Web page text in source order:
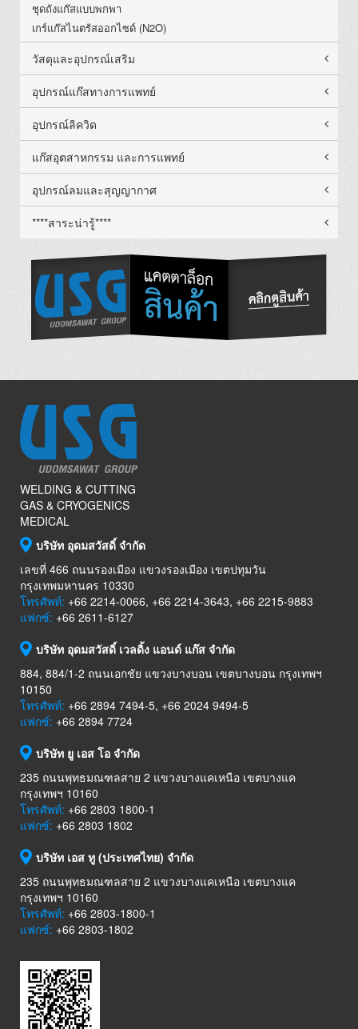
ชุดถังแก๊สแบบพกพา
เกร์แก๊สไนตรัสออกไซด์ (N2O)
วัสดุและอุปกรณ์เสริม
อุปกรณ์แก๊สทางการแพทย์
อุปกรณ์ลิควิด
แก๊สอุตสาหกรรม และการแพทย์
อุปกรณ์ลมและสุญญากาศ
****สาระน่ารู้****
WELDING & CUTTING
GAS & CRYOGENICS
MEDICAL
บริษัท อุดมสวัสดิ์ จำกัด
เลขที่ 466 ถนนรองเมือง แขวงรองเมือง เขตปทุมวัน
กรุงเทพมหานคร 10330
โทรศัพท์: +66 2214-0066, +66 2214-3643, +66 2215-9883
แฟกซ์: +66 2611-6127
บริษัท อุดมสวัสดิ์ เวลดิ้ง แอนด์ แก๊ส จำกัด
884, 884/1-2 ถนนเอกชัย แขวงบางบอน เขตบางบอน กรุงเทพฯ
10150
โทรศัพท์: +66 2894 7494-5, +66 2024 9494-5
แฟกซ์: +66 2894 7724
บริษัท ยู เอส โอ จำกัด
235 ถนนพุทธมณฑลสาย 2 แขวงบางแคเหนือ เขตบางแค
กรุงเทพฯ 10160
โทรศัพท์: +66 2803 1800-1
แฟกซ์: +66 2803 1802
บริษัท เอส ทู (ประเทศไทย) จำกัด
235 ถนนพุทธมณฑลสาย 2 แขวงบางแคเหนือ เขตบางแค
กรุงเทพฯ 10160
โทรศัพท์: +66 2803-1800-1
แฟกซ์: +66 2803-1802